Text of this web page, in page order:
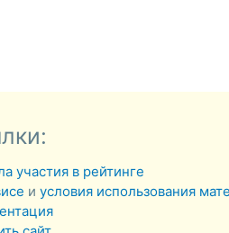
участия в рейтинге
иусловия использования